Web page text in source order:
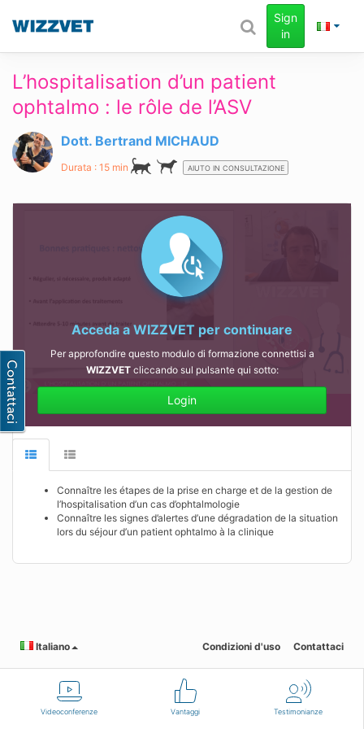
Videoconferenze Vantaggi Testimonianze
Sign
in
L’hospitalisation d’un patient
ophtalmo : le rôle de l’ASV
Dott. Bertrand MICHAUD
Durata : 15 min AIUTO IN CONSULTAZIONE
Acceda a WIZZVET per continuare
Per approfondire questo modulo di formazione connettisi a
WIZZVETcliccando sul pulsante qui sotto:
Login
Connaître les étapes de la prise en charge et de la gestion de
l’hospitalisation d’un cas d’ophtalmologie
Connaître les signes d’alertes d’une dégradation de la situation
lors du séjour d’un patient ophtalmo à la clinique
Italiano Condizioni d'uso Contattaci